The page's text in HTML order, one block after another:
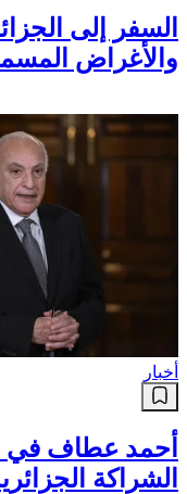
والأغراض
أخبار
أحمد عطاف في
الشراكة